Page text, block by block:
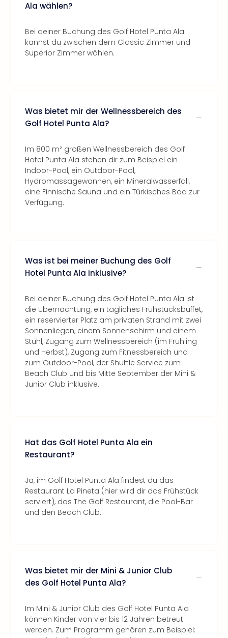
Ala wählen?
Bei deiner Buchung des Golf Hotel Punta Ala
kannst du zwischen dem Classic Zimmer und
Superior Zimmer wählen.
Was bietet mir der Wellnessbereich des
Golf Hotel Punta Ala?
Im 800 m² großen Wellnessbereich des Golf
Hotel Punta Ala stehen dir zum Beispiel ein
Indoor-Pool, ein Outdoor-Pool,
Hydromassagewannen, ein Mineralwasserfall,
eine Finnische Sauna und ein Türkisches Bad zur
Verfügung.
Was ist bei meiner Buchung des Golf
Hotel Punta Ala inklusive?
Bei deiner Buchung des Golf Hotel Punta Ala ist
die Übernachtung, ein tägliches Frühstücksbuffet,
ein reservierter Platz am privaten Strand mit zwei
Sonnenliegen, einem Sonnenschirm und einem
Stuhl, Zugang zum Wellnessbereich (im Frühling
und Herbst), Zugang zum Fitnessbereich und
zum Outdoor-Pool, der Shuttle Service zum
Beach Club und bis Mitte September der Mini &
Junior Club inklusive.
Hat das Golf Hotel Punta Ala ein
Restaurant?
Ja, im Golf Hotel Punta Ala findest du das
Restaurant La Pineta (hier wird dir das Frühstück
serviert), das The Golf Restaurant, die Pool-Bar
und den Beach Club.
Was bietet mir der Mini & Junior Club
des Golf Hotel Punta Ala?
Im Mini & Junior Club des Golf Hotel Punta Ala
können Kinder von vier bis 12 Jahren betreut
werden. Zum Programm gehören zum Beispiel: